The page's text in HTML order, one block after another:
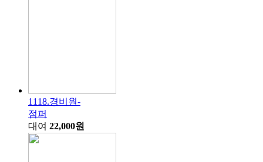
1118.경비원-
점퍼
대여 22,000원